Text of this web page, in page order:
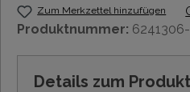
Zum Merkzettel hinzufügen
Produktnummer:
Details zum Produkt